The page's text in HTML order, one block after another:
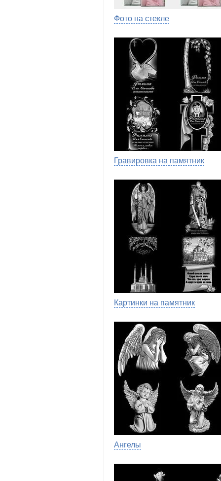
Фото на стекле
Гравировка на памятник
Картинки на памятник
Ангелы